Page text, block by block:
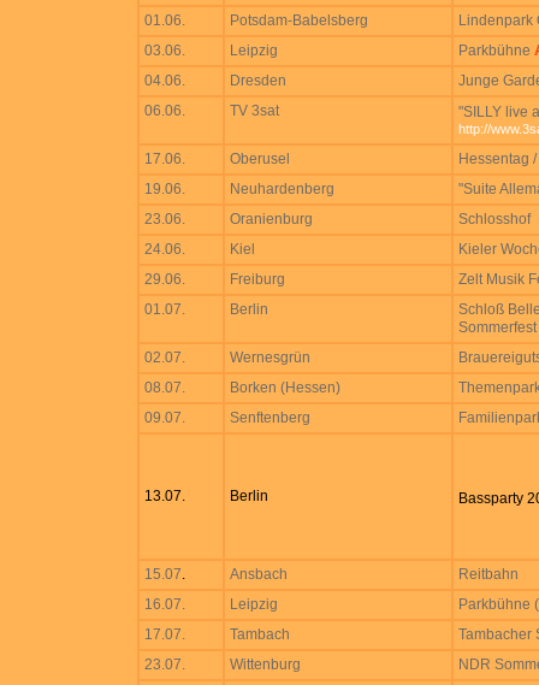
01.06.
Potsdam-Babelsberg
Lindenpark
03.06.
Leipzig Parkbühne
04.06.
Dresden
Junge
06.06.
TV 3sat "SILLY live
http://
17.06. Oberusel
Hessentag
19.06.
Neuhardenberg
"Suite
23.06.
Oranienburg
Schlosshof
24.06.
Kiel
Kieler
29.06.
Freiburg
Zelt Musik
01.07.
Berlin
Schloß
02.07.
Wernesgrün
08.07.
Borken (Hessen)
09.07.
Senftenberg
13.07. Berlin Bassparty
15.07. Ansbach
Reitbahn
16.07.
Leipzig
Parkbühne
17.07.
Tambach
Tambacher
23.07.
Wittenburg
NDR